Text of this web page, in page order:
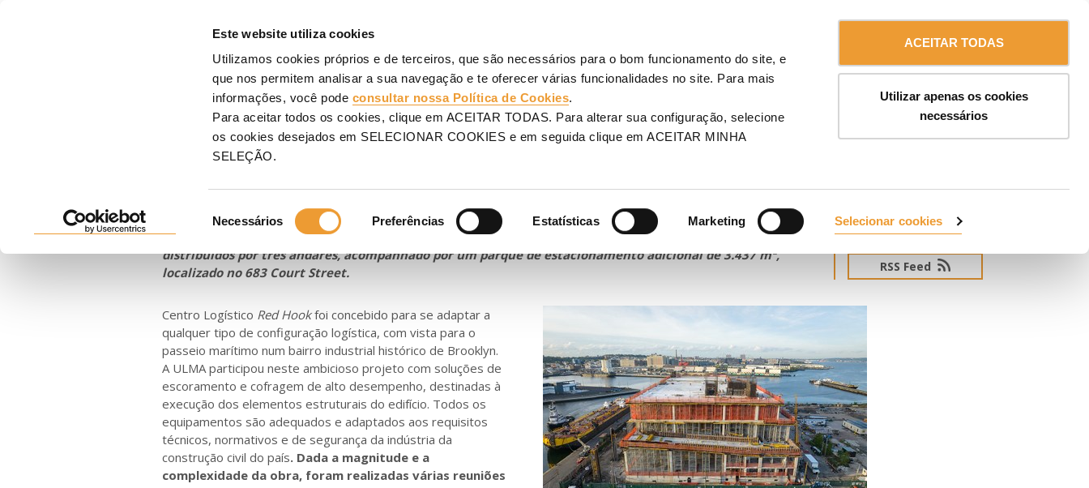
Este website utiliza cookies
Utilizamos cookies próprios e de terceiros, que são necessários para o bom funcionamento do site, e
que nos permitem analisar a sua navegação e te oferecer várias funcionalidades no site. Para mais
informações, você pode consultar nossa Política de Cookies.
Para aceitar todos os cookies, clique em ACEITAR TODAS. Para alterar sua configuração, selecione
os cookies desejados em SELECIONAR COOKIES e em seguida clique em ACEITAR MINHA
SELEÇÃO.
de
Necessários Preferências Estatísticas Marketing Selecionar cookies
ACEITAR TODAS
Utilizar apenas os cookies
necessários
COFRAGENS
Infraestrutura logística de ponta em Brooklyn, Nova Iorque
INSCREVA-SE NA NOSSA NEWS
RSS Feed
Infraestrutura logística de ponta em Brooklyn,
Nova Iorque
2025-11-21
Na cidade de Nova Iorque, está a ser construído um edifício logístico com aproximadamente 35.820 m²
distribuídos por três andares, acompanhado por um parque de estacionamento adicional de 3.437 m²,
localizado no 683 Court Street.
Centro Logístico Red Hook foi concebido para se adaptar a
qualquer tipo de configuração logística, com vista para o
passeio marítimo num bairro industrial histórico de Brooklyn.
A ULMA participou neste ambicioso projeto com soluções de
escoramento e cofragem de alto desempenho, destinadas à
execução dos elementos estruturais do edifício. Todos os
equipamentos são adequados e adaptados aos requisitos
técnicos, normativos e de segurança da indústria da
construção civil do país. Dada a magnitude e a
complexidade da obra, foram realizadas várias reuniões